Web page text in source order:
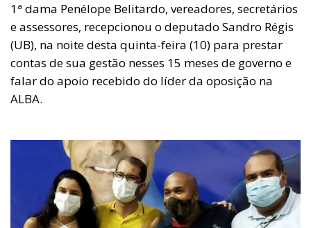
1ª dama Penélope Belitardo, vereadores, secretários
e assessores, recepcionou o deputado Sandro Régis
(UB), na noite desta quinta-feira (10) para prestar
contas de sua gestão nesses 15 meses de governo e
falar do apoio recebido do líder da oposição na
ALBA.